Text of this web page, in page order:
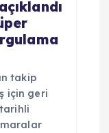
takip
için geri
tarihli